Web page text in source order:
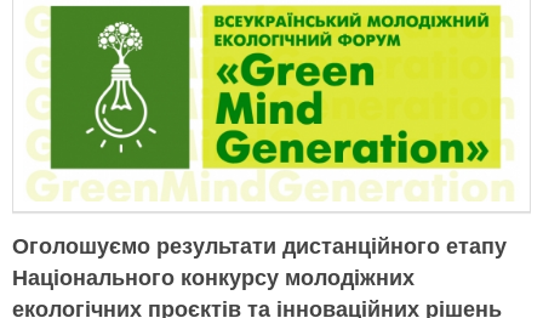
Оголошуємо результати дистанційного етапу
Національного конкурсу молодіжних
екологічних проєктів та інноваційних рішень